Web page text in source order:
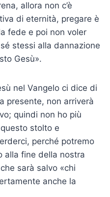
allora non c’è
di eternità, pregare è
fede e poi non voler
stessi alla dannazione
Gesù».
nel Vangelo ci dice di
presente, non arriverà
quindi non ho più
stolto e
perché potremo
alla fine della nostra
sarà salvo «chi
anche la